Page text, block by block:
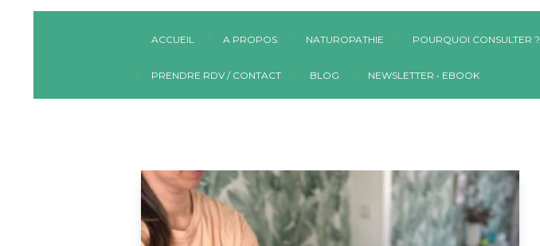
ACCUEIL A PROPOS NATUROPATHIE POURQUOI CONSULTER ?
PRENDRE RDV / CONTACT BLOG NEWSLETTER • EBOOK